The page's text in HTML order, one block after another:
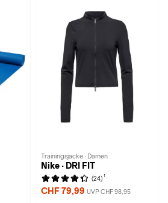
Trainingsjacke · Damen
Nike · DRI FIT
(24) 1
CHF 79,99 UVP CHF 98,95